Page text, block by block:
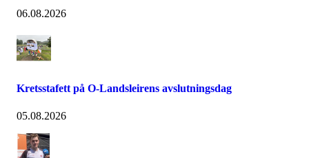
06.08.2026
Kretsstafett på O-Landsleirens avslutningsdag
05.08.2026